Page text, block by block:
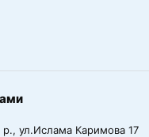
ул.Ислама Каримова 17